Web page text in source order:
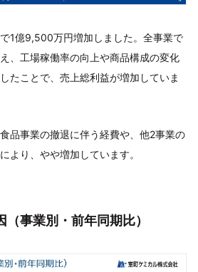
1億9,500万円増加しました。全事業で
、工場稼働率の向上や商品構成の変化
たことで、売上総利益が増加していま
品事業の撤退に伴う経費や、他2事業の
より、やや増加しています。
事業別・前年同期比）